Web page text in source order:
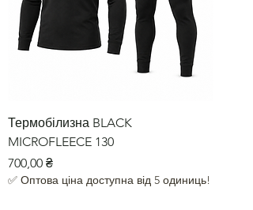
Термобілизна BLACK
MICROFLEECE 130
Ціна
700,00 ₴
✅ Оптова ціна доступна від 5 одиниць!